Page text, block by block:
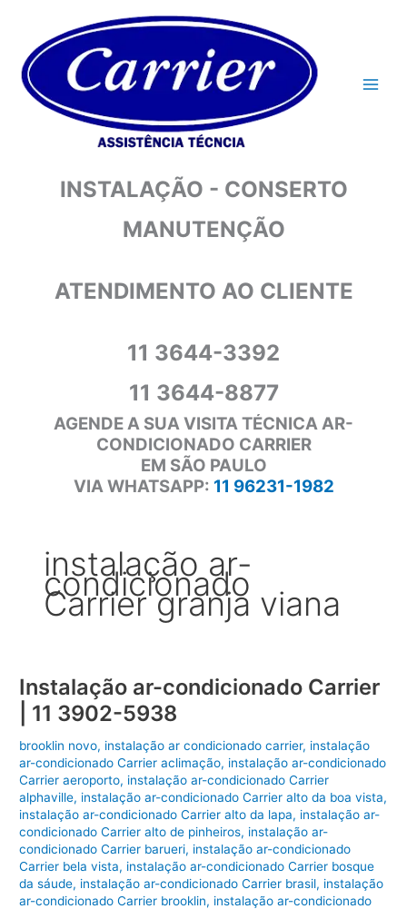
conteúdo
INSTALAÇÃO - CONSERTO
MANUTENÇÃO
ATENDIMENTO AO CLIENTE
11 3644-3392
11 3644-8877
AGENDE A SUA VISITA TÉCNICA AR-
CONDICIONADO CARRIER
EM SÃO PAULO
VIA WHATSAPP: 11 96231-1982
instalação ar-
condicionado
Carrier granja viana
Instalação ar-condicionado Carrier
| 11 3902-5938
brooklin novo, instalação ar condicionado carrier, instalação
ar-condicionado Carrier aclimação, instalação ar-condicionado
Carrier aeroporto, instalação ar-condicionado Carrier
alphaville, instalação ar-condicionado Carrier alto da boa vista,
instalação ar-condicionado Carrier alto da lapa, instalação ar-
condicionado Carrier alto de pinheiros, instalação ar-
condicionado Carrier barueri, instalação ar-condicionado
Carrier bela vista, instalação ar-condicionado Carrier bosque
da sáude, instalação ar-condicionado Carrier brasil, instalação
ar-condicionado Carrier brooklin, instalação ar-condicionado